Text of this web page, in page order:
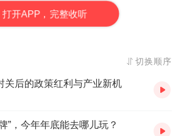
打开APP，完整收听
切换顺序
关后的政策红利与产业新机
”，今年年底能去哪儿玩？